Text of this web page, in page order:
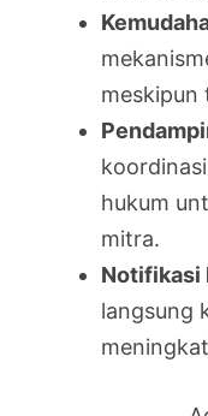
meskipun
hukum
mitra.
Notifikasi
langsung